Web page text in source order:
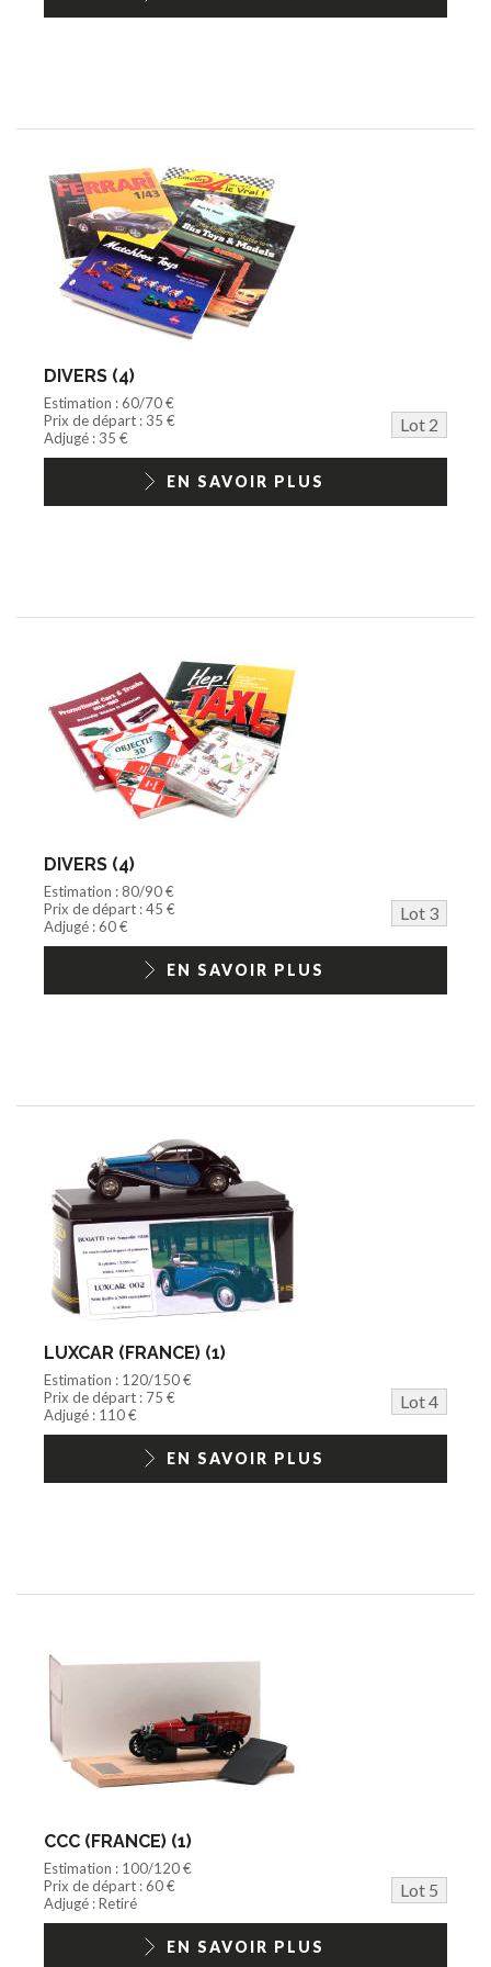
DIVERS (4)
Estimation : 60/70 €
Prix de départ : 35 €
Lot 2
Adjugé : 35 €
EN SAVOIR PLUS
DIVERS (4)
Estimation : 80/90 €
Prix de départ : 45 €
Lot 3
Adjugé : 60 €
EN SAVOIR PLUS
LUXCAR (FRANCE) (1)
Estimation : 120/150 €
Prix de départ : 75 €
Lot 4
Adjugé : 110 €
EN SAVOIR PLUS
CCC (FRANCE) (1)
Estimation : 100/120 €
Prix de départ : 60 €
Lot 5
Adjugé : Retiré
EN SAVOIR PLUS